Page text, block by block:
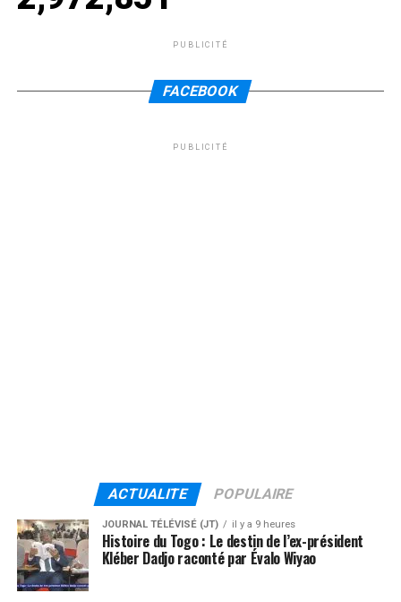
PUBLICITÉ
FACEBOOK
PUBLICITÉ
ACTUALITE POPULAIRE
JOURNAL TÉLÉVISÉ (JT) il y a 9 heures
Histoire du Togo : Le destin de l’ex-président
Kléber Dadjo raconté par Évalo Wiyao